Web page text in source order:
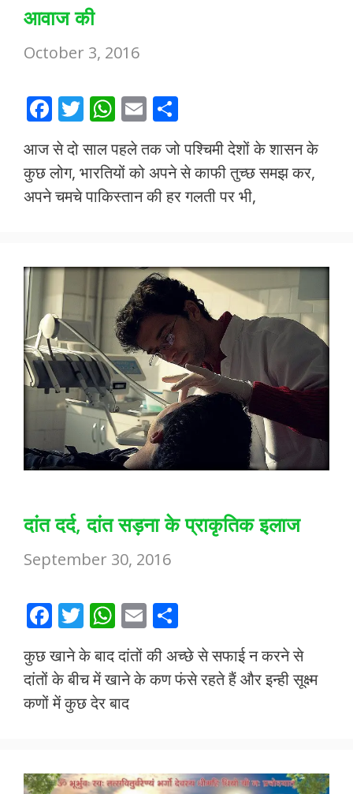
आवाज की
October 3, 2016
F
ac
e
b
o
k
T
itt
er
W
at
s
A
p
E
ai
l
h
ar
e
आज से दो साल पहले तक जो पश्चिमी देशों के शासन के
कुछ लोग, भारतियों को अपने से काफी तुच्छ समझ कर,
अपने चमचे पाकिस्तान की हर गलती पर भी,
दांत दर्द, दांत सड़ना के प्राकृतिक इलाज
September 30, 2016
F
ac
e
b
o
k
T
w
itt
er
W
h
at
s
A
p
E
m
ai
l
h
ar
e
कुछ खाने के बाद दांतों की अच्छे से सफाई न करने से
दांतों के बीच में खाने के कण फंसे रहते हैं और इन्ही सूक्ष्म
कणों में कुछ देर बाद